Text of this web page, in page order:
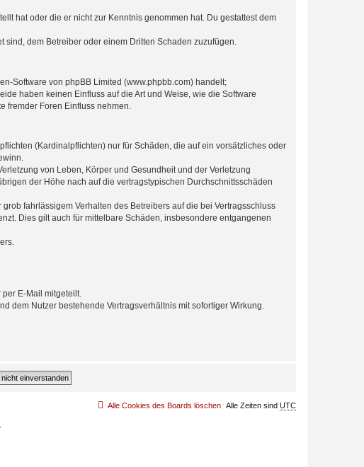
hat oder die er nicht zur Kenntnis genommen hat. Du gestattest dem
dem Betreiber oder einem Dritten Schaden zuzufügen.
Software von phpBB Limited (www.phpbb.com) handelt;
haben keinen Einfluss auf die Art und Weise, wie die Software
fremder Foren Einfluss nehmen.
(Kardinalpflichten) nur für Schäden, die auf ein vorsätzliches oder
von Leben, Körper und Gesundheit und der Verletzung
der Höhe nach auf die vertragstypischen Durchschnittsschäden
fahrlässigem Verhalten des Betreibers auf die bei Vertragsschluss
Dies gilt auch für mittelbare Schäden, insbesondere entgangenen
E-Mail mitgeteilt.
dem Nutzer bestehende Vertragsverhältnis mit sofortiger Wirkung.
Alle Zeiten sind UTC
Alle Cookies des Boards löschen